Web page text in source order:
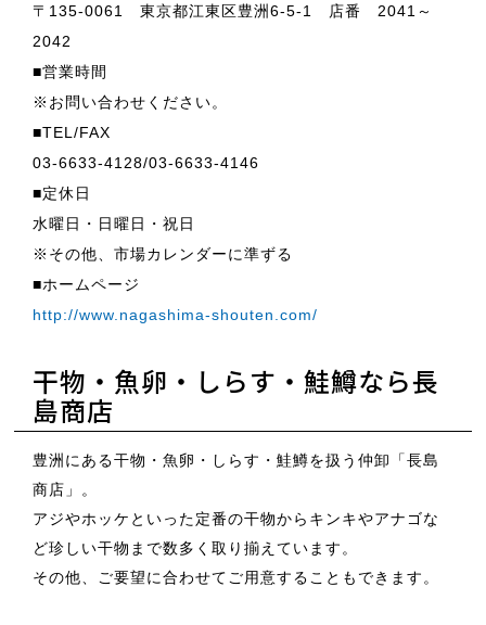
〒135-0061 東京都江東区豊洲6-5-1 店番 2041～
2042
■営業時間
※お問い合わせください。
■TEL/FAX
03-6633-4128/03-6633-4146
■定休日
水曜日・日曜日・祝日
※その他、市場カレンダーに準ずる
■ホームページ
http://www.nagashima-shouten.com/
干物・魚卵・しらす・鮭鱒なら長
島商店
豊洲にある干物・魚卵・しらす・鮭鱒を扱う仲卸「長島
商店」。
アジやホッケといった定番の干物からキンキやアナゴな
ど珍しい干物まで数多く取り揃えています。
その他、ご要望に合わせてご用意することもできます。